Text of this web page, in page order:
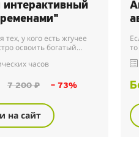
тех, у кого есть жгучее
освоить богатый
мечты и получать
часов
7 200 ₽ – 73%
на сайт